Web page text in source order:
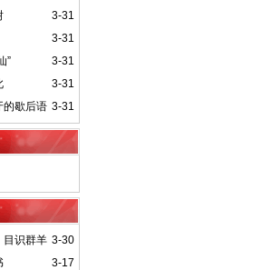
3-31
3-31
3-31
”
3-31
3-31
的歇后语
3-30
目识群羊
3-17